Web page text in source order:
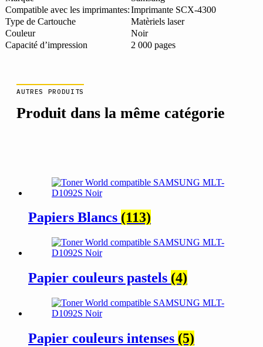
Compatible avec les imprimantes:Imprimante SCX-4300
Type de Cartouche
Matèriels laser
Couleur
Noir
Capacité d’impression
2 000 pages
AUTRES PRODUITS
Produit dans la même catégorie
Papiers Blancs (113)
Papier couleurs pastels (4)
Papier couleurs intenses (5)